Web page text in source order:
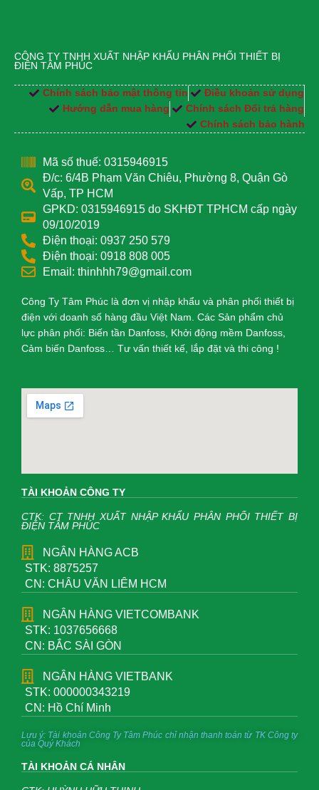
CÔNG TY TNHH XUẤT NHẬP KHẨU PHÂN PHỐI THIẾT BỊ
ĐIỆN TÂM PHÚC
Chính sách bảo mật thông tin
Điều khoản sử dụng
Hướng dẫn mua hàng
Chính sách Đổi trả hàng
Chính sách bảo hành
Mã số thuế: 0315946915
Đ/c: 6/4B Phạm Văn Chiêu, Phường 8, Quận Gò
Vấp, TP HCM
GPKD: 0315946915 do SKHĐT TPHCM cấp ngày
09/10/2019
Điện thoại: 0937 250 579
Điện thoại: 0918 808 005
Email: thinhhh79@gmail.com
Công Ty Tâm Phúc là đơn vị nhập khẩu và phân phối thiết bị
điện với doanh số hàng đầu Việt Nam. Các Sản phẩm chủ
lực phân phối: Biến tần Danfoss, Khởi động mềm Danfoss,
Cảm biến Danfoss… Tư vấn thiết kế, lắp đặt và thi công !
TÀI KHOẢN CÔNG TY
CTK: CT TNHH XUẤT NHẬP KHẨU PHÂN PHỐI THIẾT BỊ
ĐIỆN TÂM PHÚC
NGÂN HÀNG ACB
STK: 8875257
CN: CHÂU VĂN LIÊM HCM
NGÂN HÀNG VIETCOMBANK
STK: 1037656668
CN: BẮC SÀI GÒN
NGÂN HÀNG VIETBANK
STK: 000000343219
CN: Hồ Chí Minh
Lưu ý: Tài khoản Công Ty Tâm Phúc chỉ nhận thanh toán từ TK Công ty
của Quý Khách
TÀI KHOẢN CÁ NHÂN